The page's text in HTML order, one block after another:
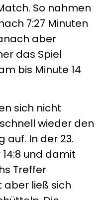
So nahmen
7:27 Minuten
aber
das Spiel
bis Minute 14
sich nicht
wieder den
In der 23.
und damit
Treffer
aber ließ sich